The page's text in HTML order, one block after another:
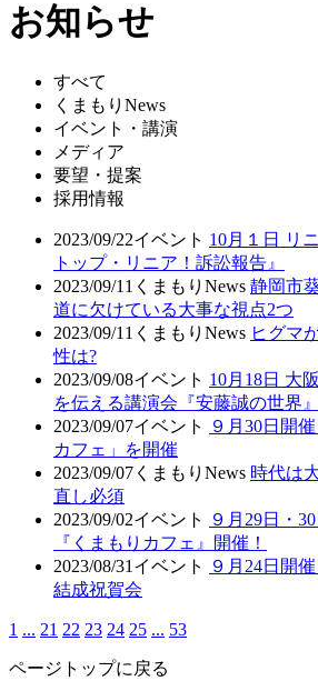
お知らせ
すべて
くまもりNews
イベント・講演
メディア
要望・提案
採用情報
2023/09/22イベント 10月１日 リ
トップ・リニア！訴訟報告』
2023/09/11 くまもりNews 静岡市
道に欠けている大事な視点2つ
2023/09/11 くまもりNews ヒグマ
性は?
2023/09/08イベント 10月18日 大
を伝える講演会『安藤誠の世界』
2023/09/07イベント
９月30日開
カフェ」を開催
2023/09/07 くまもりNews 時代は
直し必須
2023/09/02イベント
９月29日・
『くまもりカフェ』開催！
2023/08/31 イベント
９月24日開
結成祝賀会
1 ... 21 22 23 24 25 ... 53
ページトップに戻る